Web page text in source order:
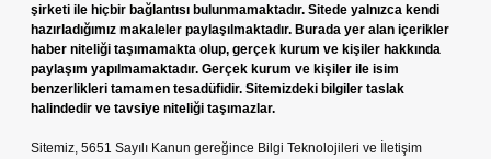
şirketi ile hiçbir bağlantısı bulunmamaktadır. Sitede yalnızca kendi
hazırladığımız makaleler paylaşılmaktadır. Burada yer alan içerikler
haber niteliği taşımamakta olup, gerçek kurum ve kişiler hakkında
paylaşım yapılmamaktadır. Gerçek kurum ve kişiler ile isim
benzerlikleri tamamen tesadüfidir. Sitemizdeki bilgiler taslak
halindedir ve tavsiye niteliği taşımazlar.
Sitemiz, 5651 Sayılı Kanun gereğince Bilgi Teknolojileri ve İletişim